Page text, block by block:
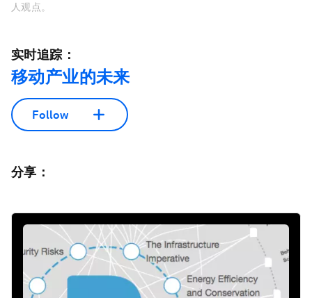
人观点。
实时追踪：
移动产业的未来
Follow
分享：